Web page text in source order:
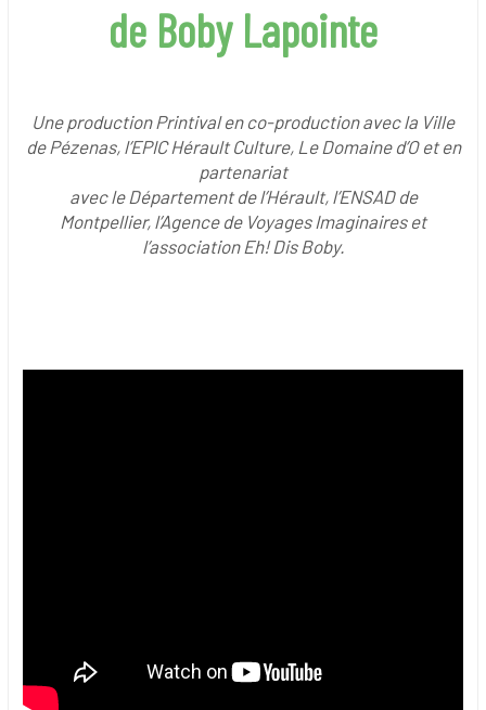
de Boby Lapointe
Une production Printival en co-production avec la Ville
de Pézenas, l’EPIC Hérault Culture, Le Domaine d’O et en
partenariat
avec le Département de l’Hérault, l’ENSAD de
Montpellier, l’Agence de Voyages Imaginaires et
l’association Eh! Dis Boby.